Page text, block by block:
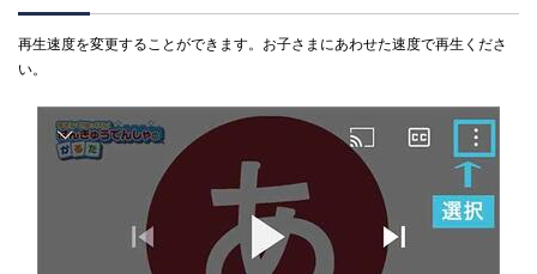
再生速度を変更することができます。お子さまにあわせた速度で再生くださ
い。